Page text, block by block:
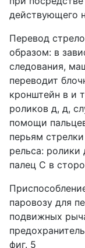
действующего
Перевод
образом: в
следования,
переводит
кронштейн в и
роликов д, д,
помощи
перьям
рельса: ролики
палец С в
паровозу для
подвижных
фиг. 5